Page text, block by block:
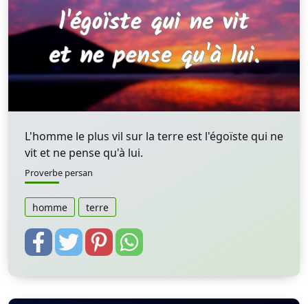
L'homme le plus vil sur la terre est l'égoïste qui ne
vit et ne pense qu'à lui.
Proverbe persan
homme terre